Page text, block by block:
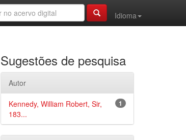
Idioma
Sugestões de pesquisa
Autor
1
Kennedy, William Robert, Sir,
183...